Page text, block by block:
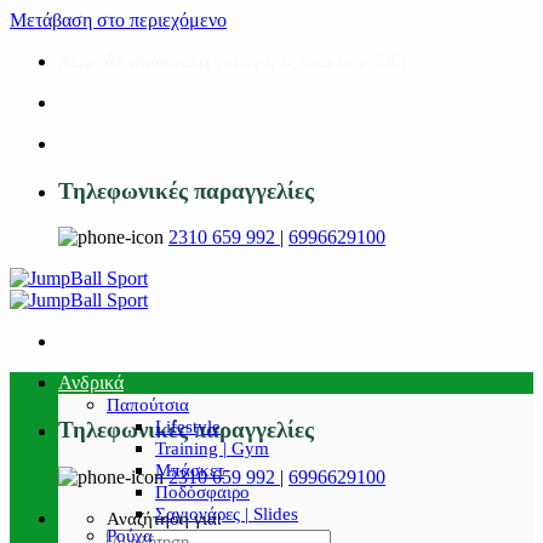
Μετάβαση στο περιεχόμενο
Τηλεφωνικές παραγγελίες
2310 659 992 | 6996629100
Τηλεφωνικές παραγγελίες
2310 659 992 | 6996629100
Αναζήτηση για:
Ανδρικά
Παπούτσια
Lifestyle
Training | Gym
Μπάσκετ
Ποδόσφαιρο
Σαγιονάρες | Slides
Ρούχα